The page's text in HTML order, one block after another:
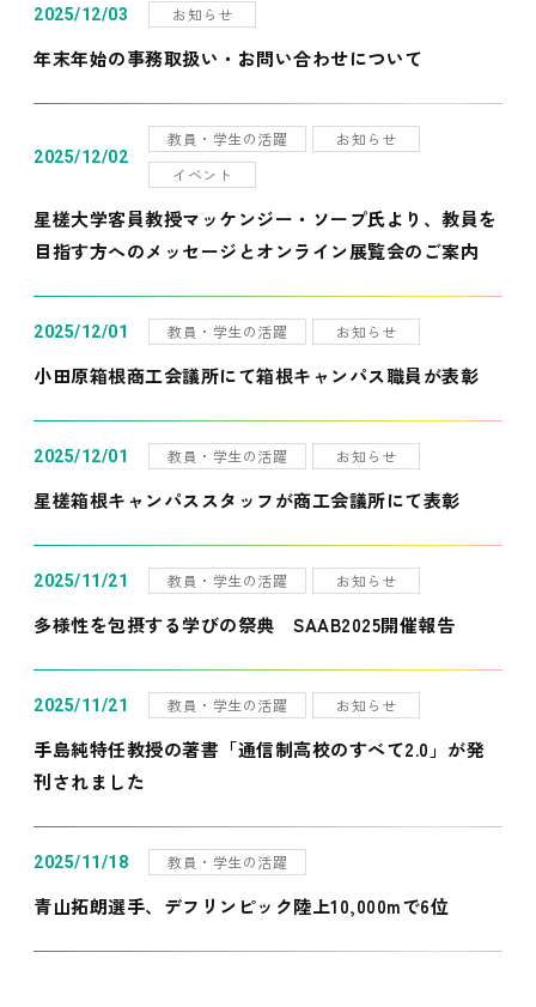
2025/12/03 お知らせ
年末年始の事務取扱い・お問い合わせについて
2025/12/02
教員・学生の活躍
お知らせ
イベント
星槎大学客員教授マッケンジー・ソープ氏より、教員を
目指す方へのメッセージとオンライン展覧会のご案内
2025/12/01 教員・学生の活躍 お知らせ
小田原箱根商工会議所にて箱根キャンパス職員が表彰
2025/12/01 教員・学生の活躍 お知らせ
星槎箱根キャンパススタッフが商工会議所にて表彰
2025/11/21 教員・学生の活躍 お知らせ
多様性を包摂する学びの祭典 SAAB2025開催報告
2025/11/21 教員・学生の活躍 お知らせ
手島純特任教授の著書「通信制高校のすべて2.0」が発
刊されました
2025/11/18 教員・学生の活躍
青山拓朗選手、デフリンピック陸上10,000mで6位